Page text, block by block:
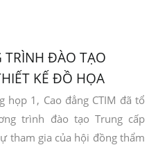
ĐÀO TẠO
KẾ ĐỒ HỌA
họp 1, Cao đẳng CTIM đã tổ
trình đào tạo Trung cấp
tham gia của hội đồng thẩm